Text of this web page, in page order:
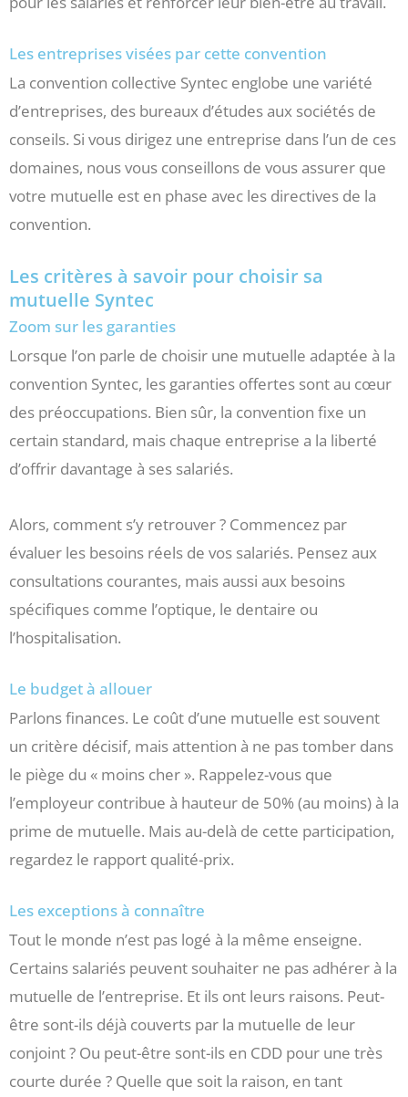
Les entreprises visées par cette convention
La convention collective Syntec englobe une variété
d’entreprises, des bureaux d’études aux sociétés de
conseils. Si vous dirigez une entreprise dans l’un de ces
domaines, nous vous conseillons de vous assurer que
votre mutuelle est en phase avec les directives de la
convention.
Les critères à savoir pour choisir sa
mutuelle Syntec
Zoom sur les garanties
Lorsque l’on parle de choisir une mutuelle adaptée à la
convention Syntec, les garanties offertes sont au cœur
des préoccupations. Bien sûr, la convention fixe un
certain standard, mais chaque entreprise a la liberté
d’offrir davantage à ses salariés.
Alors, comment s’y retrouver ? Commencez par
évaluer les besoins réels de vos salariés. Pensez aux
consultations courantes, mais aussi aux besoins
spécifiques comme l’optique, le dentaire ou
l’hospitalisation.
Le budget à allouer
Parlons finances. Le coût d’une mutuelle est souvent
un critère décisif, mais attention à ne pas tomber dans
le piège du « moins cher ». Rappelez-vous que
l’employeur contribue à hauteur de 50% (au moins) à la
prime de mutuelle. Mais au-delà de cette participation,
regardez le rapport qualité-prix.
Les exceptions à connaître
Tout le monde n’est pas logé à la même enseigne.
Certains salariés peuvent souhaiter ne pas adhérer à la
mutuelle de l’entreprise. Et ils ont leurs raisons. Peut-
être sont-ils déjà couverts par la mutuelle de leur
conjoint ? Ou peut-être sont-ils en CDD pour une très
courte durée ? Quelle que soit la raison, en tant